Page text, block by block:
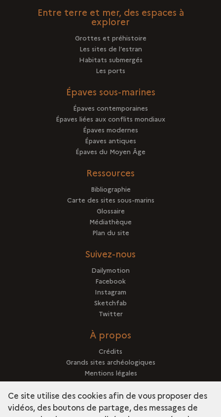
Entre terre et mer, des espaces à
explorer
Grottes et préhistoire
Les sites de l’estran
Habitats submergés
Les ports
Épaves sous-marines
Épaves contemporaines
Épaves liées aux conflits mondiaux
Épaves modernes
Épaves antiques
Épaves du Moyen Âge
Ressources
Bibliographie
Carte des sites sous-marins
Glossaire
Médiathèque
Plan du site
Suivez-nous
Dailymotion
Facebook
Instagram
Sketchfab
Twitter
À propos
Crédits
Grands sites archéologiques
Mentions légales
Qui sommes-nous ?
Ce site utilise des cookies afin de vous proposer des
vidéos, des boutons de partage, des messages de